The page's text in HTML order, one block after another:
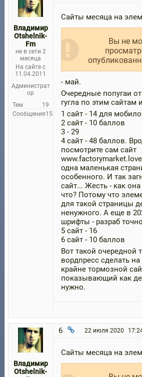
Владимир
Otshelnik-
Fm
не в сети 2
месяца
На сайте с
11.04.2011
Администрат
ор
Тем
19
Сообщения158
Сайты месяца на
Вы не
- май.
Очередные попугаи
гугла по этим сайтам
1 сайт - 14 для
2 сайт - 10 баллов
3 - 29
4 сайт - 48 баллов.
посмотрите сам сайт
одна маленькая
особенного. И так
сайт... Жесть - как
что? Потому что
для такой страницы
ненужного. А еще в
шрифты - разраб
5 сайт - 16
6 сайт - 10 баллов
Вот такой очередной
вордпресс сделать
крайне тормозной
показывающий как
нужно.
Владимир
Otshelnik-
6 22 июля 2020
Сайты месяца на